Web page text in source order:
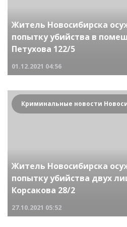
Житель Новосибирска
попытку убийства в
Петухова 122/5
01.12.2021 04:56
Житель Новосибирска
попытку убийства двух
Корсакова 28/2
27.10.2021 05:52